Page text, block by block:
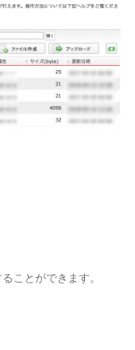
ことができます。